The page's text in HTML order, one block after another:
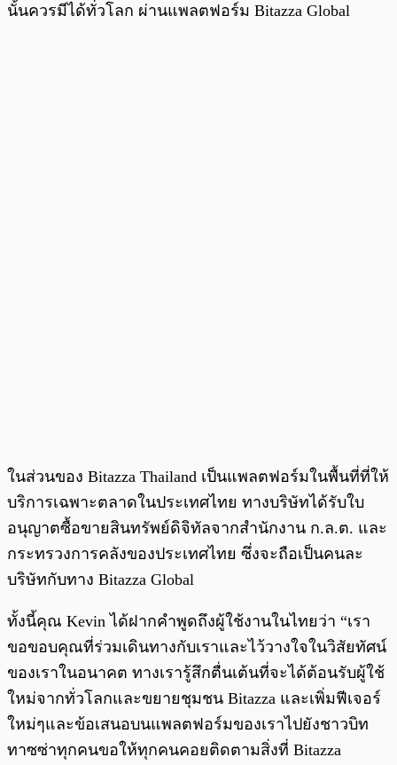
นั้นควรมีได้ทั่วโลก ผ่านแพลตฟอร์ม Bitazza Global
ในส่วนของ Bitazza Thailand เป็นแพลตฟอร์มในพื้นที่ที่ให้
บริการเฉพาะตลาดในประเทศไทย ทางบริษัทได้รับใบ
อนุญาตซื้อขายสินทรัพย์ดิจิทัลจากสำนักงาน ก.ล.ต. และ
กระทรวงการคลังของประเทศไทย ซึ่งจะถือเป็นคนละ
บริษัทกับทาง Bitazza Global
ทั้งนี้คุณ Kevin ได้ฝากคำพูดถึงผู้ใช้งานในไทยว่า “เรา
ขอขอบคุณที่ร่วมเดินทางกับเราและไว้วางใจในวิสัยทัศน์
ของเราในอนาคต ทางเรารู้สึกตื่นเต้นที่จะได้ต้อนรับผู้ใช้
ใหม่จากทั่วโลกและขยายชุมชน Bitazza และเพิ่มฟีเจอร์
ใหม่ๆและข้อเสนอบนแพลตฟอร์มของเราไปยังชาวบิท
ทาซซ่าทุกคนขอให้ทุกคนคอยติดตามสิ่งที่ Bitazza